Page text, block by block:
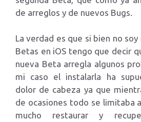
de arreglos y de nuevos Bugs.
La verdad es que si bien no
Betas en iOS tengo que decir
nueva Beta arregla algunos
mi caso el instalarla ha
dolor de cabeza ya que
de ocasiones todo se limitaba
mucho restaurar y